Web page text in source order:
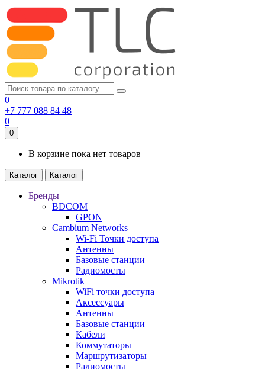
0
+7 777 088 84 48
0
0
В корзине пока нет товаров
Каталог Каталог
Бренды
BDCOM
GPON
Cambium Networks
Wi-Fi Точки доступа
Антенны
Базовые станции
Радиомосты
Mikrotik
WiFi точки доступа
Аксессуары
Антенны
Базовые станции
Кабели
Коммутаторы
Маршрутизаторы
Радиомосты